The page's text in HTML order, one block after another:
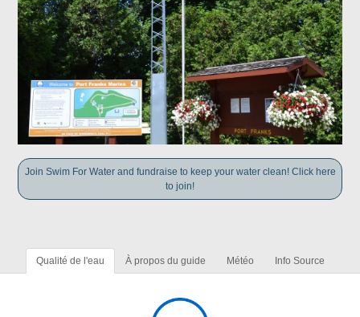
Join Swim For Water and fundraise to keep your water clean! Click here
to join!
Qualité de l'eau À propos du guide Météo Info Source